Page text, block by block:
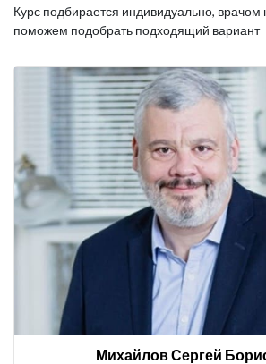
Курс подбирается индивидуально, врачом
поможем подобрать подходящий вариант
Михайлов Сергей